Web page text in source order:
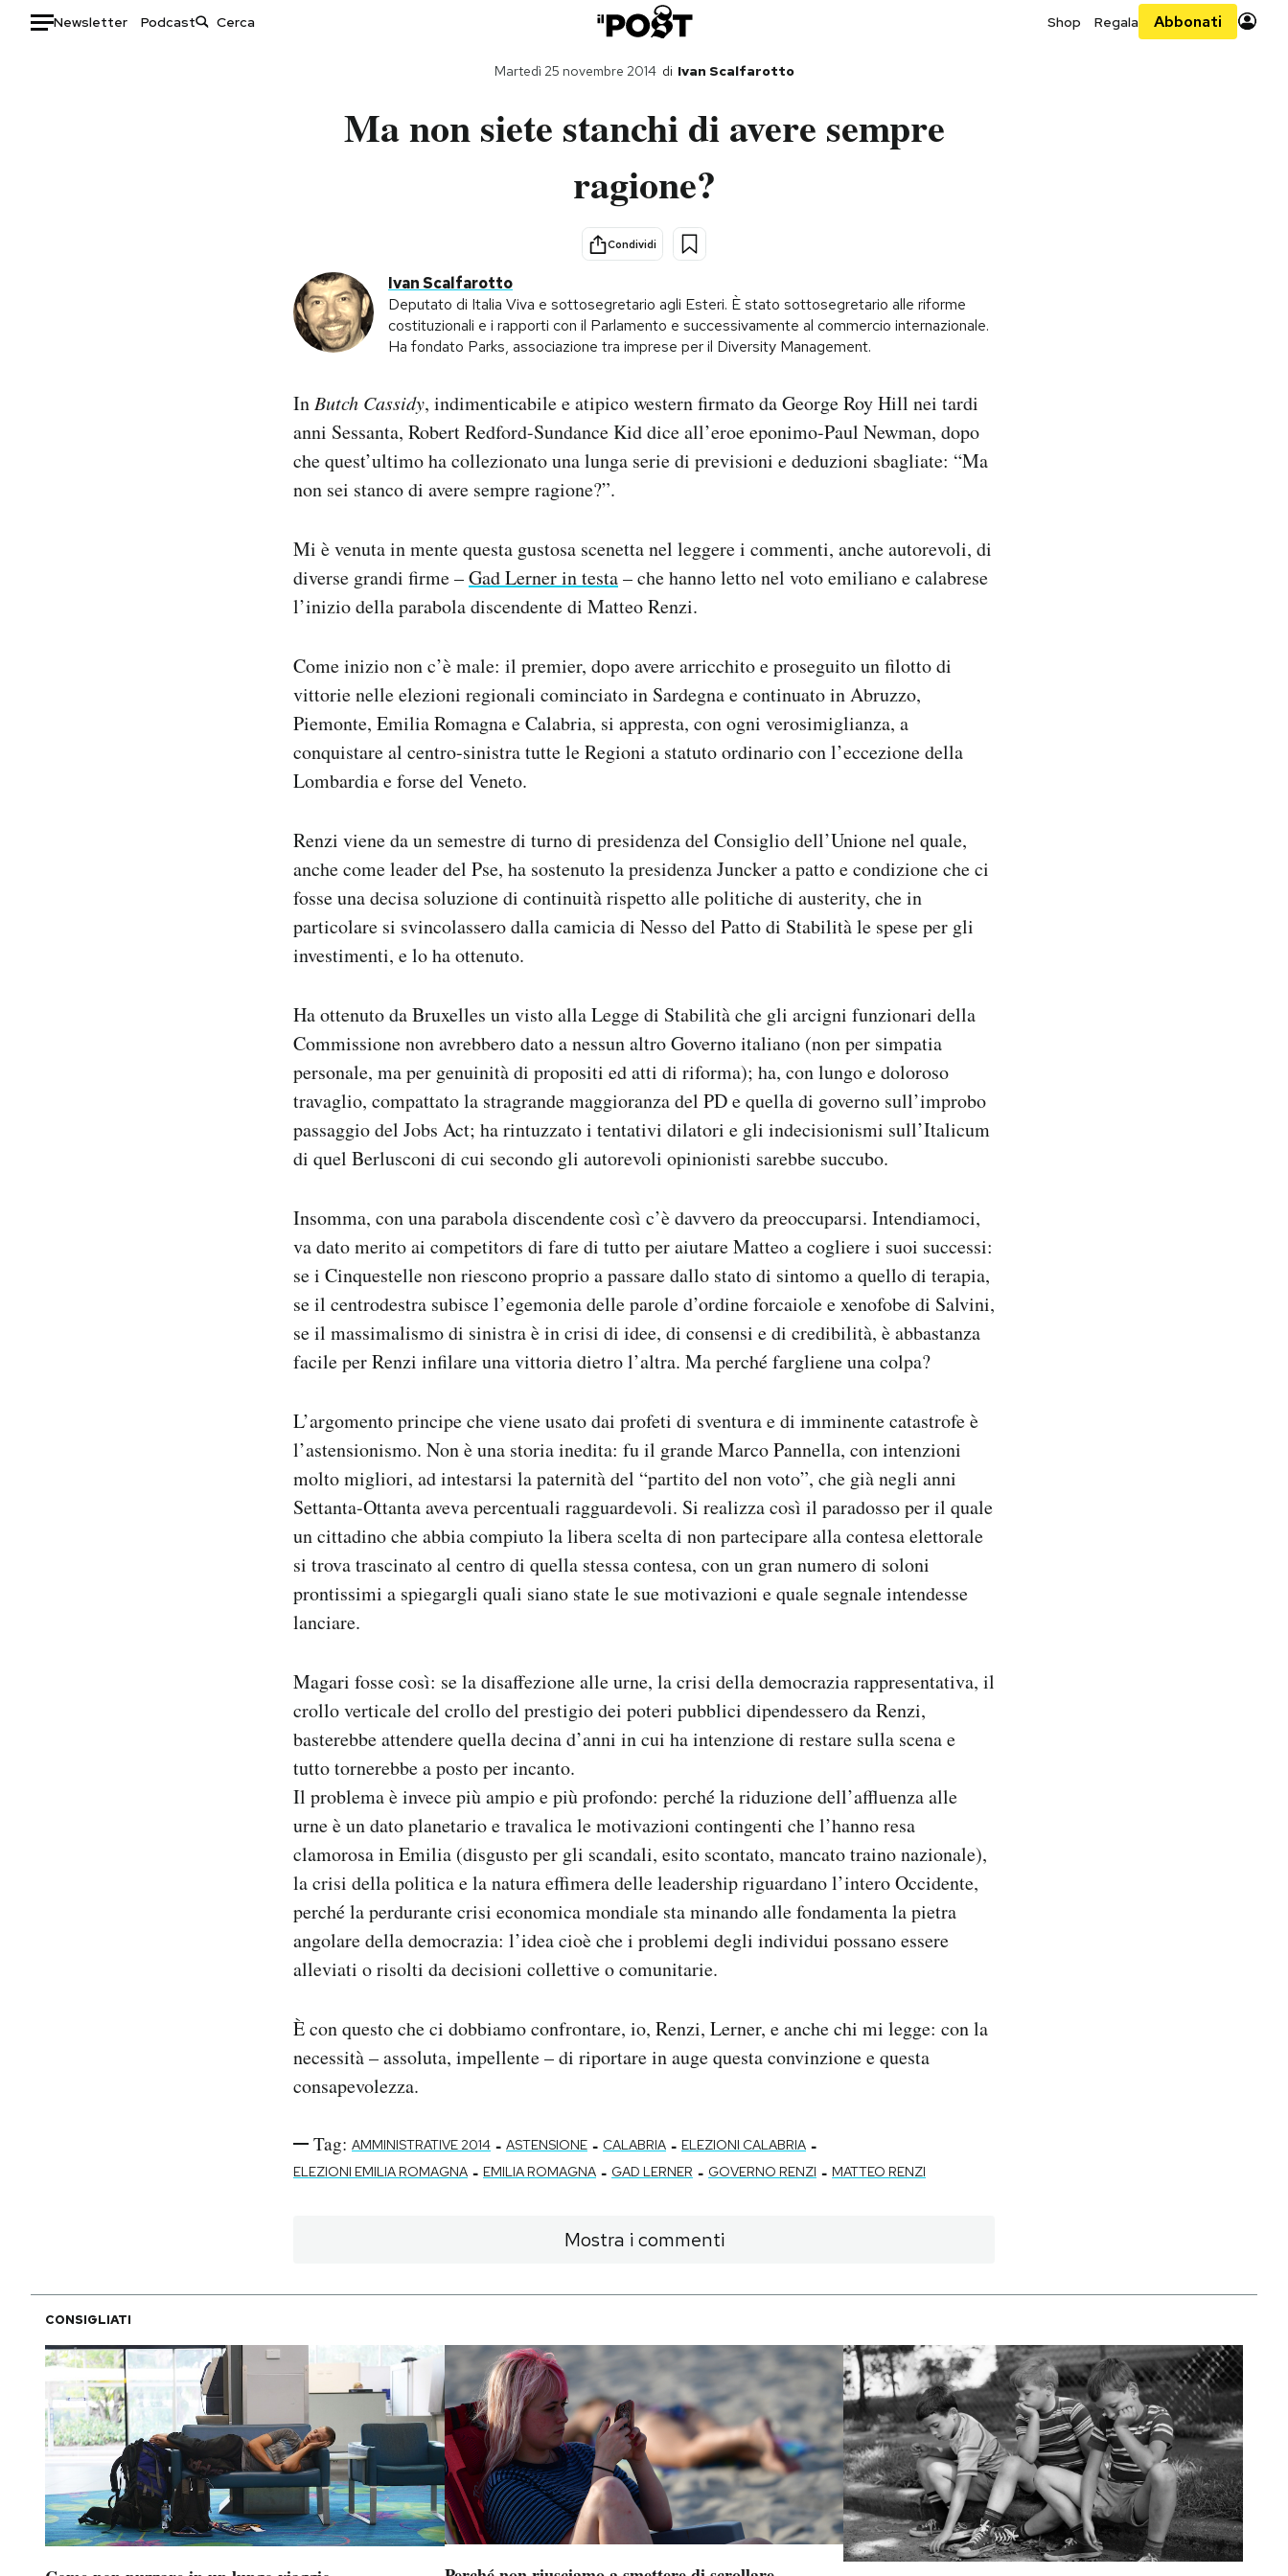
Newsletter Podcast Shop Regala Abbonati
di Ivan Scalfarotto
Martedì 25 novembre 2014
Ma non siete stanchi di avere sempre
ragione?
Condividi
Ivan Scalfarotto
Deputato di Italia Viva e sottosegretario agli Esteri. È stato sottosegretario alle riforme
costituzionali e i rapporti con il Parlamento e successivamente al commercio internazionale.
Ha fondato Parks, associazione tra imprese per il Diversity Management.
In Butch Cassidy, indimenticabile e atipico western firmato da George Roy Hill nei tardi
anni Sessanta, Robert Redford-Sundance Kid dice all’eroe eponimo-Paul Newman, dopo
che quest’ultimo ha collezionato una lunga serie di previsioni e deduzioni sbagliate: “Ma
non sei stanco di avere sempre ragione?”.
Mi è venuta in mente questa gustosa scenetta nel leggere i commenti, anche autorevoli, di
diverse grandi firme –Gad Lerner in testa– che hanno letto nel voto emiliano e calabrese
l’inizio della parabola discendente di Matteo Renzi.
Come inizio non c’è male: il premier, dopo avere arricchito e proseguito un filotto di
vittorie nelle elezioni regionali cominciato in Sardegna e continuato in Abruzzo,
Piemonte, Emilia Romagna e Calabria, si appresta, con ogni verosimiglianza, a
conquistare al centro-sinistra tutte le Regioni a statuto ordinario con l’eccezione della
Lombardia e forse del Veneto.
Renzi viene da un semestre di turno di presidenza del Consiglio dell’Unione nel quale,
anche come leader del Pse, ha sostenuto la presidenza Juncker a patto e condizione che ci
fosse una decisa soluzione di continuità rispetto alle politiche di austerity, che in
particolare si svincolassero dalla camicia di Nesso del Patto di Stabilità le spese per gli
investimenti, e lo ha ottenuto.
Ha ottenuto da Bruxelles un visto alla Legge di Stabilità che gli arcigni funzionari della
Commissione non avrebbero dato a nessun altro Governo italiano (non per simpatia
personale, ma per genuinità di propositi ed atti di riforma); ha, con lungo e doloroso
travaglio, compattato la stragrande maggioranza del PD e quella di governo sull’improbo
passaggio del Jobs Act; ha rintuzzato i tentativi dilatori e gli indecisionismi sull’Italicum
di quel Berlusconi di cui secondo gli autorevoli opinionisti sarebbe succubo.
Insomma, con una parabola discendente così c’è davvero da preoccuparsi. Intendiamoci,
va dato merito ai competitors di fare di tutto per aiutare Matteo a cogliere i suoi successi:
se i Cinquestelle non riescono proprio a passare dallo stato di sintomo a quello di terapia,
se il centrodestra subisce l’egemonia delle parole d’ordine forcaiole e xenofobe di Salvini,
se il massimalismo di sinistra è in crisi di idee, di consensi e di credibilità, è abbastanza
facile per Renzi infilare una vittoria dietro l’altra. Ma perché fargliene una colpa?
L’argomento principe che viene usato dai profeti di sventura e di imminente catastrofe è
l’astensionismo. Non è una storia inedita: fu il grande Marco Pannella, con intenzioni
molto migliori, ad intestarsi la paternità del “partito del non voto”, che già negli anni
Settanta-Ottanta aveva percentuali ragguardevoli. Si realizza così il paradosso per il quale
un cittadino che abbia compiuto la libera scelta di non partecipare alla contesa elettorale
si trova trascinato al centro di quella stessa contesa, con un gran numero di soloni
prontissimi a spiegargli quali siano state le sue motivazioni e quale segnale intendesse
lanciare.
Magari fosse così: se la disaffezione alle urne, la crisi della democrazia rappresentativa, il
crollo verticale del crollo del prestigio dei poteri pubblici dipendessero da Renzi,
basterebbe attendere quella decina d’anni in cui ha intenzione di restare sulla scena e
tutto tornerebbe a posto per incanto.
Il problema è invece più ampio e più profondo: perché la riduzione dell’affluenza alle
urne è un dato planetario e travalica le motivazioni contingenti che l’hanno resa
clamorosa in Emilia (disgusto per gli scandali, esito scontato, mancato traino nazionale),
la crisi della politica e la natura effimera delle leadership riguardano l’intero Occidente,
perché la perdurante crisi economica mondiale sta minando alle fondamenta la pietra
angolare della democrazia: l’idea cioè che i problemi degli individui possano essere
alleviati o risolti da decisioni collettive o comunitarie.
È con questo che ci dobbiamo confrontare, io, Renzi, Lerner, e anche chi mi legge: con la
necessità – assoluta, impellente – di riportare in auge questa convinzione e questa
consapevolezza.
Tag: AMMINISTRATIVE 2014 - ASTENSIONE - CALABRIA - ELEZIONI CALABRIA -
ELEZIONI EMILIA ROMAGNA - EMILIA ROMAGNA - GAD LERNER - GOVERNO RENZI - MATTEO RENZI
Mostra i commenti
CONSIGLIATI